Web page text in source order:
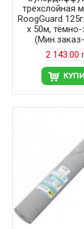
трехслойная
RoogGuard
х 50м, тёмно-
2 143.00